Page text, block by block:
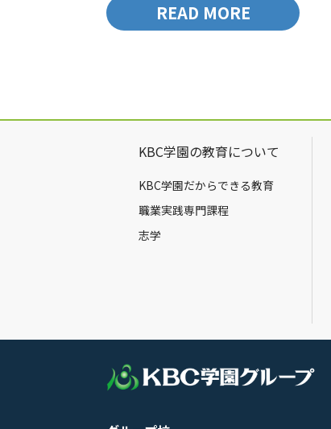
READ MORE
KBC学園の教育について
KBC学園だからできる教育
職業実践専門課程
志学